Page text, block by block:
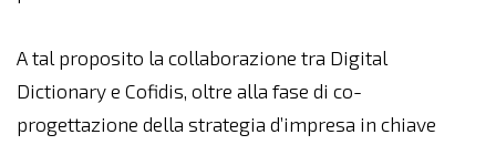
A tal proposito la collaborazione tra Digital
Dictionary e Cofidis, oltre alla fase di co-
progettazione della strategia d’impresa in chiave